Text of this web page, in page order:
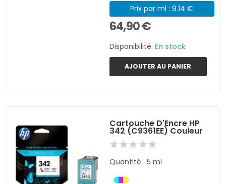
Prix par ml : 9.14 €
64,90 €
Disponibilité: En stock
AJOUTER AU PANIER
Cartouche D'Encre HP
342 (C9361EE) Couleur
Quantité : 5 ml